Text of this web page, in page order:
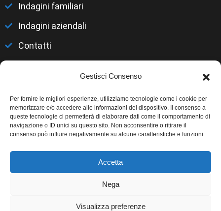
Gestisci Consenso
Per fornire le migliori esperienze, utilizziamo tecnologie come i cookie per
memorizzare e/o accedere alle informazioni del dispositivo. Il consenso a
queste tecnologie ci permetterà di elaborare dati come il comportamento di
navigazione o ID unici su questo sito. Non acconsentire o ritirare il
consenso può influire negativamente su alcune caratteristiche e funzioni.
Accetta
Nega
Visualizza preferenze
Indagini familiari
Indagini aziendali
Contatti
Atlantica Investigazioni